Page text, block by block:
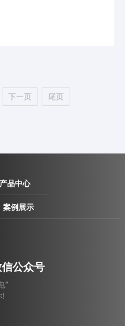
下一页 尾页
产品中心
伺服直驱拉丝
费品
车
案例展示
作案例
公众号
”
!